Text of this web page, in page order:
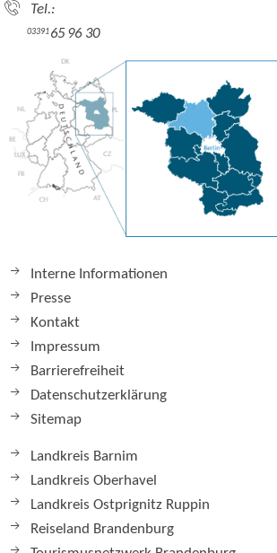
Tel.:
0339165 96 30
Interne Informationen
Presse
Kontakt
Impressum
Barrierefreiheit
Datenschutzerklärung
Sitemap
Landkreis Barnim
Landkreis Oberhavel
Landkreis Ostprignitz Ruppin
Reiseland Brandenburg